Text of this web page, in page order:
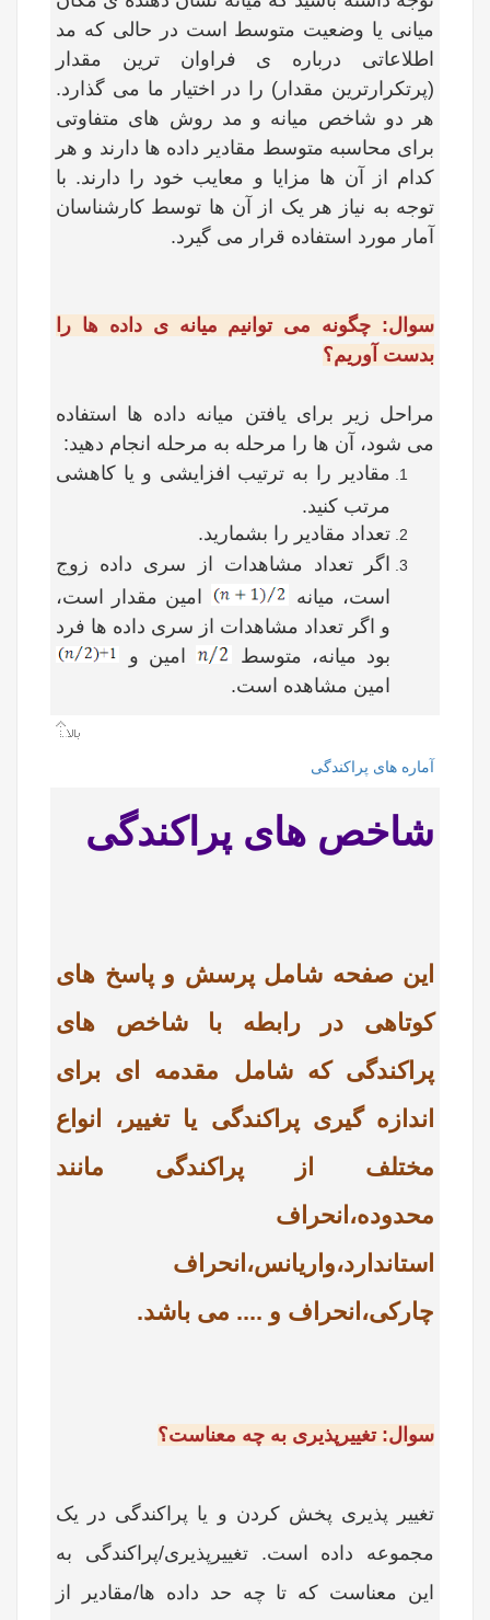
میانی یا وضعیت متوسط است در حالی که مد
اطلاعاتی درباره ی فراوان ترین مقدار
(پرتکرارترین مقدار) را در اختیار ما می گذارد.
هر دو شاخص میانه و مد روش های متفاوتی
برای محاسبه متوسط مقادیر داده ها دارند و هر
کدام از آن ها مزایا و معایب خود را دارند. با
توجه به نیاز هر یک از آن ها توسط کارشناسان
آمار مورد استفاده قرار می گیرد.
سوال: چگونه می توانیم میانه ی داده ها را
بدست آوریم؟
مراحل زیر برای یافتن میانه داده ها استفاده
می شود، آن ها را مرحله به مرحله انجام دهید:
مقادیر را به ترتیب افزایشی و یا کاهشی
مرتب کنید.
تعداد مقادیر را بشمارید.
اگر تعداد مشاهدات از سری داده زوج
است، میانه
امین مقدار است،
و اگر تعداد مشاهدات از سری داده ها فرد
بود میانه، متوسط
امین و
امین مشاهده است.
آماره های پراکندگی
شاخص های پراکندگی
این صفحه شامل پرسش و پاسخ های
کوتاهی در رابطه با شاخص های
پراکندگی که شامل مقدمه ای برای
اندازه گیری پراکندگی یا تغییر، انواع
مختلف از پراکندگی مانند
محدوده،انحراف
استاندارد،واریانس،انحراف
چارکی،انحراف و .... می باشد.
سوال: تغییرپذیری به چه معناست؟
تغییر پذیری پخش کردن و یا پراکندگی در یک
مجموعه داده است. تغییرپذیری/پراکندگی به
این معناست که تا چه حد داده ها/مقادیر از